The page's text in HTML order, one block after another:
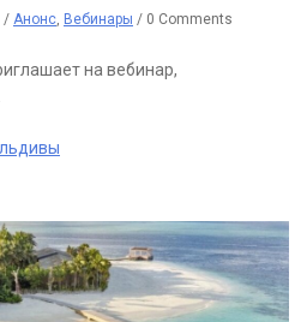
/ Анонс, Вебинары / 0 Comments
на вебинар,